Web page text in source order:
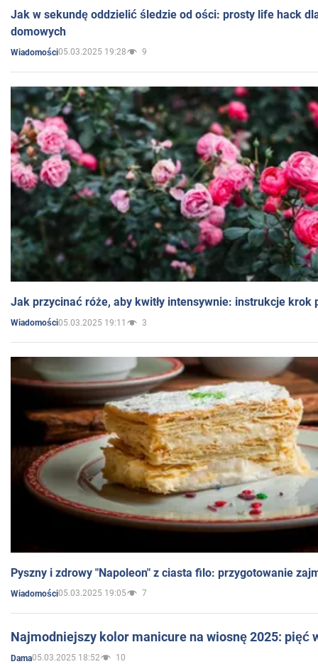
Jak w sekundę oddzielić śledzie od ości: prosty life hack
domowych
Wiadomości05.03.2025 19:28 9
Jak przycinać róże, aby kwitły intensywnie: instrukcje krok
Wiadomości05.03.2025 19:11 3
Pyszny i zdrowy "Napoleon" z ciasta filo: przygotowanie
Wiadomości05.03.2025 19:05 7
Najmodniejszy kolor manicure na wiosnę 2025: pięć
Dama05.03.2025 18:52 10